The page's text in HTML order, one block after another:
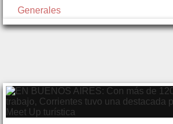
Generales